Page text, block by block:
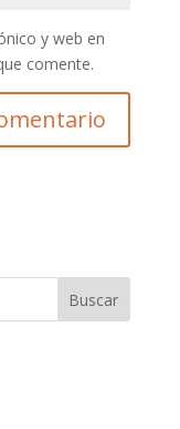
y web en
comente.
Buscar